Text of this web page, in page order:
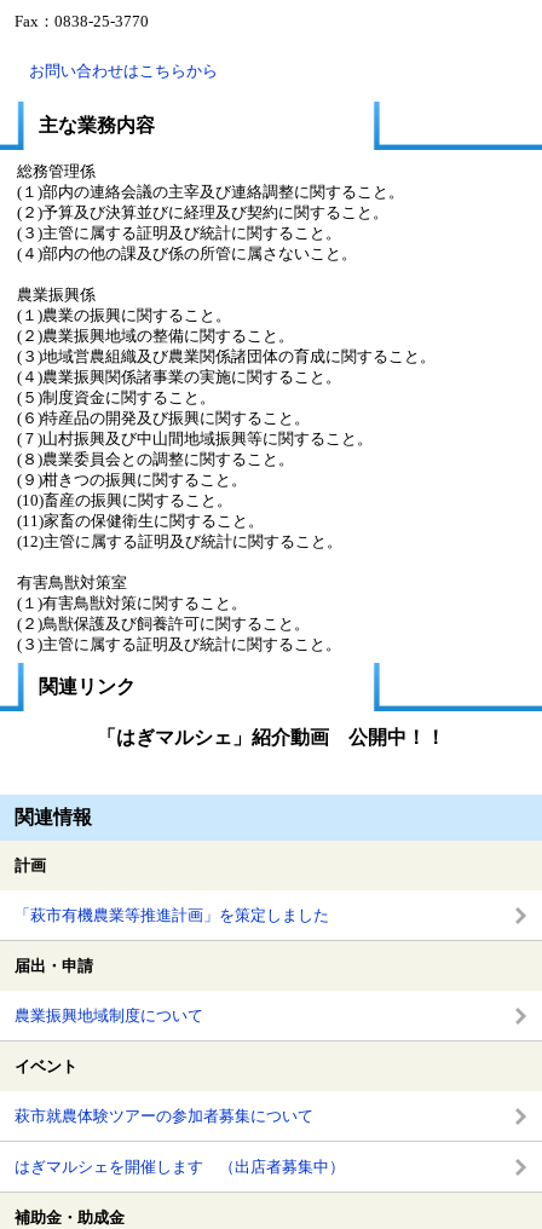
Fax：0838-25-3770
お問い合わせはこちらから
主な業務内容
総務管理係
(１)部内の連絡会議の主宰及び連絡調整に関すること。
(２)予算及び決算並びに経理及び契約に関すること。
(３)主管に属する証明及び統計に関すること。
(４)部内の他の課及び係の所管に属さないこと。
農業振興係
(１)農業の振興に関すること。
(２)農業振興地域の整備に関すること。
(３)地域営農組織及び農業関係諸団体の育成に関すること。
(４)農業振興関係諸事業の実施に関すること。
(５)制度資金に関すること。
(６)特産品の開発及び振興に関すること。
(７)山村振興及び中山間地域振興等に関すること。
(８)農業委員会との調整に関すること。
(９)柑きつの振興に関すること。
(10)畜産の振興に関すること。
(11)家畜の保健衛生に関すること。
(12)主管に属する証明及び統計に関すること。
有害鳥獣対策室
(１)有害鳥獣対策に関すること。
(２)鳥獣保護及び飼養許可に関すること。
(３)主管に属する証明及び統計に関すること。
関連リンク
「はぎマルシェ」紹介動画 公開中！！
関連情報
計画
「萩市有機農業等推進計画」を策定しました
届出・申請
農業振興地域制度について
イベント
萩市就農体験ツアーの参加者募集について
はぎマルシェを開催します （出店者募集中）
補助金・助成金